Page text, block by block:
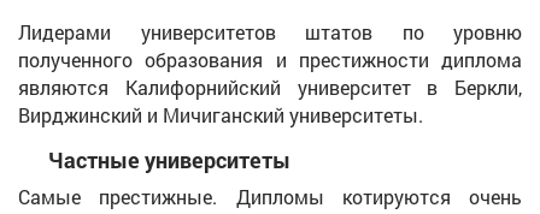
Лидерами университетов штатов по уровню
полученного образования и престижности диплома
являются Калифорнийский университет в Беркли,
Вирджинский и Мичиганский университеты.
Частные университеты
Самые престижные. Дипломы котируются очень